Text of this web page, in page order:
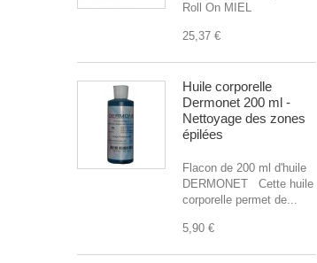
Roll On MIEL
25,37 €
Huile corporelle
Dermonet 200 ml -
Nettoyage des zones
épilées
Flacon de 200 ml d'huile
DERMONET Cette huile
corporelle permet de...
5,90 €